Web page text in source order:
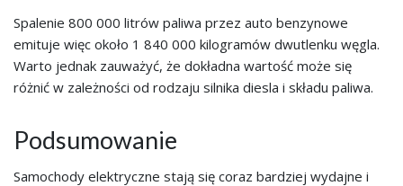
Spalenie 800 000 litrów paliwa przez auto benzynowe
emituje więc około 1 840 000 kilogramów dwutlenku węgla.
Warto jednak zauważyć, że dokładna wartość może się
różnić w zależności od rodzaju silnika diesla i składu paliwa.
Podsumowanie
Samochody elektryczne stają się coraz bardziej wydajne i